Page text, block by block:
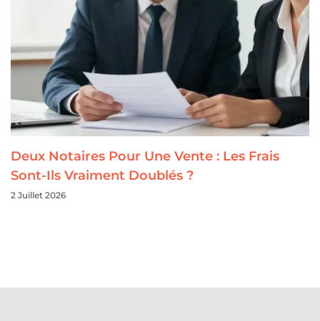
Deux Notaires Pour Une Vente : Les Frais
Sont-Ils Vraiment Doublés ?
2 Juillet 2026